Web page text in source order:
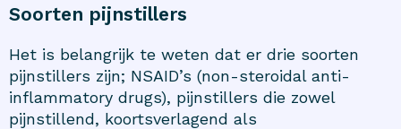
Soorten pijnstillers
Het is belangrijk te weten dat er drie soorten
pijnstillers zijn; NSAID’s (non-steroidal anti-
inflammatory drugs), pijnstillers die zowel
pijnstillend, koortsverlagend als